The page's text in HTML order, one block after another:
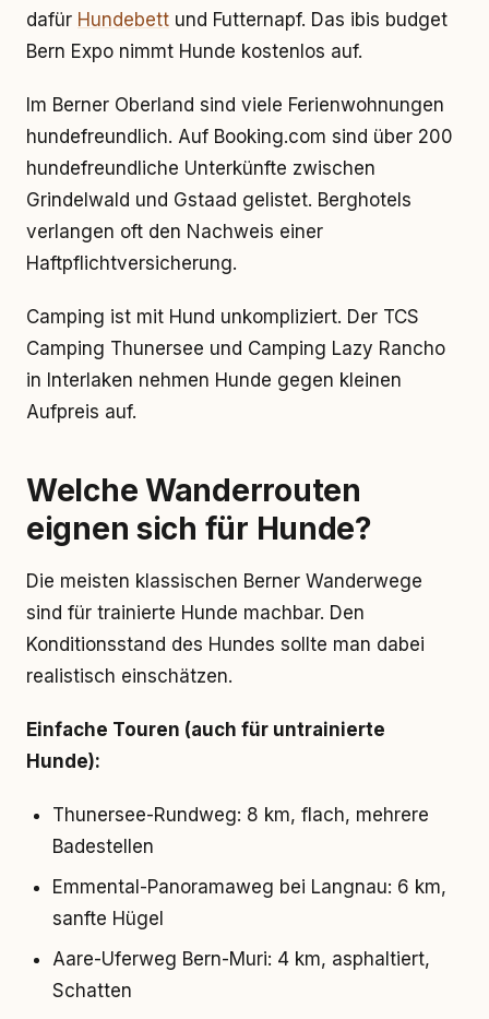
dafür Hundebett und Futternapf. Das ibis budget
Bern Expo nimmt Hunde kostenlos auf.
Im Berner Oberland sind viele Ferienwohnungen
hundefreundlich. Auf Booking.com sind über 200
hundefreundliche Unterkünfte zwischen
Grindelwald und Gstaad gelistet. Berghotels
verlangen oft den Nachweis einer
Haftpflichtversicherung.
Camping ist mit Hund unkompliziert. Der TCS
Camping Thunersee und Camping Lazy Rancho
in Interlaken nehmen Hunde gegen kleinen
Aufpreis auf.
Welche Wanderrouten
eignen sich für Hunde?
Die meisten klassischen Berner Wanderwege
sind für trainierte Hunde machbar. Den
Konditionsstand des Hundes sollte man dabei
realistisch einschätzen.
Einfache Touren (auch für untrainierte
Hunde):
Thunersee-Rundweg: 8 km, flach, mehrere
Badestellen
Emmental-Panoramaweg bei Langnau: 6 km,
sanfte Hügel
Aare-Uferweg Bern-Muri: 4 km, asphaltiert,
Schatten